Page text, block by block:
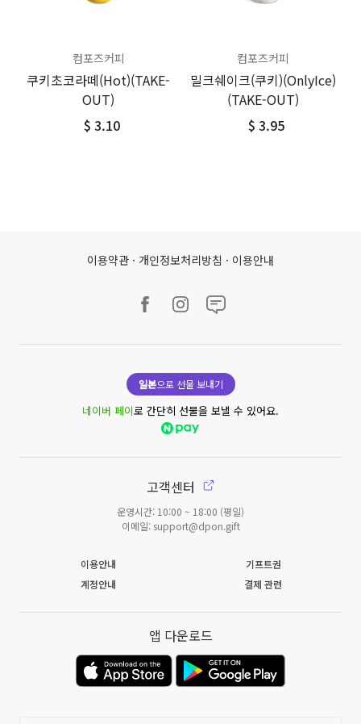
컴포즈커피
쿠키초코라떼(Hot)(TAKE-
OUT)
$ 3.10
컴포즈커피
밀크쉐이크(쿠키)(OnlyIce)
(TAKE-OUT)
$ 3.95
이용약관 · 개인정보처리방침 · 이용안내
일본으로 선물 보내기
네이버 페이로 간단히 선물을 보낼 수 있어요.
고객센터
운영시간: 10:00 ~ 18:00 (평일)
이메일: support@dpon.gift
이용안내
기프트권
계정안내
결제 관련
앱 다운로드